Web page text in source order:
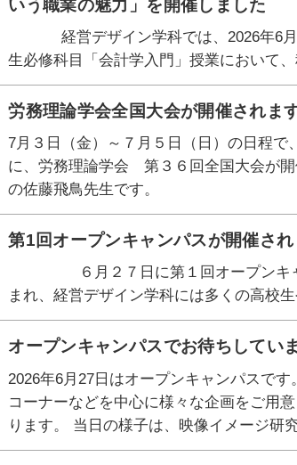
いう職業の魅力」を開催しました
経営デザイン学科では、2026年6月
生必修科目「会計学入門」授業において
労務理論学会全国大会が開催されま
7月３日（金）～７月５日（日）の日程
に、労務理論学会 第３６回全国大会が
の佐藤飛鳥先生です。
第1回オープンキャンパスが開催され
６月２７日に第１回オープンキャ
まれ、経営デザイン学科には多くの高校
オープンキャンパスでお待ちしてい
2026年6月27日はオープンキャンパスで
コーナーなどを中心に様々な企画をご用
ります。 当日の様子は、映像イメージ